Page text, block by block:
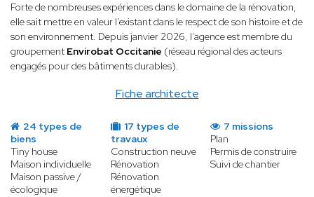
Fiche architecte
Forte de nombreuses expériences dans le domaine de la rénovation,
elle sait mettre en valeur l’existant dans le respect de son histoire et de
son environnement. Depuis janvier 2026, l’agence est membre du
groupement Envirobat Occitanie (réseau régional des acteurs
engagés pour des bâtiments durables).
24 types de
biens
Tiny house
Maison individuelle
Maison passive /
écologique
17 types de
travaux
Construction neuve
Rénovation
Rénovation
énergétique
7 missions
Plan
Permis de construire
Suivi de chantier